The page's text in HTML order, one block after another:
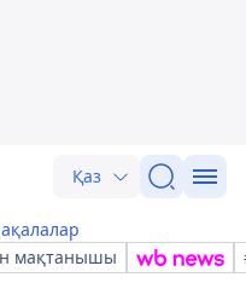
Қаз
мақтанышы